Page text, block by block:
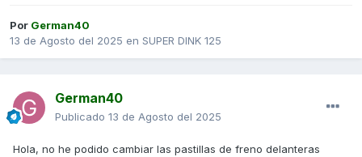
Por German40
13 de Agosto del 2025 en SUPER DINK 125
German40
Publicado 13 de Agosto del 2025
Hola, no he podido cambiar las pastillas de freno delanteras